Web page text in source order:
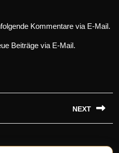
Kommentare via E-Mail.
Beiträge via E-Mail.
NEXT
post: